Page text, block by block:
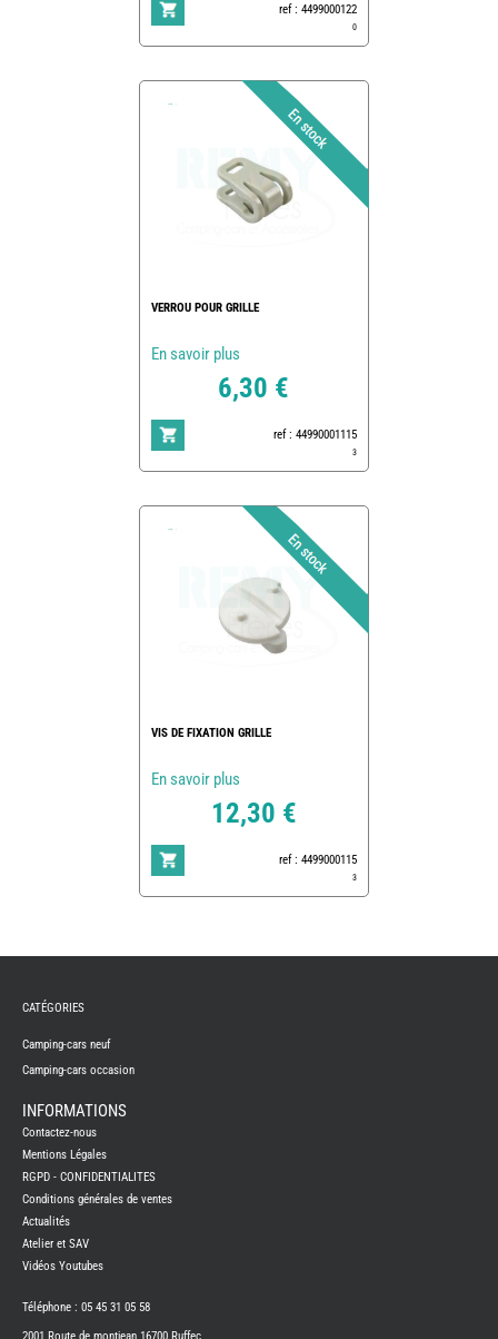
ref : 4499000122
0
VERROU POUR GRILLE
En savoir plus
6,30 €
ref : 44990001115
3
VIS DE FIXATION GRILLE
En savoir plus
12,30 €
ref : 4499000115
3
CAMPING-
NEUFS
CAMPING-
CAMPING-
BENIMAR
CAMPING-
CARADO
CAMPING-
ITINEO
CAMPING-
CATÉGORIES
Camping-cars neuf
Camping-cars occasion
INFORMATIONS
Contactez-nous
Mentions Légales
RGPD - CONFIDENTIALITES
Conditions générales de ventes
Actualités
Atelier et SAV
Vidéos Youtubes
Téléphone : 05 45 31 05 58
2001 Route de montjean 16700 Ruffec